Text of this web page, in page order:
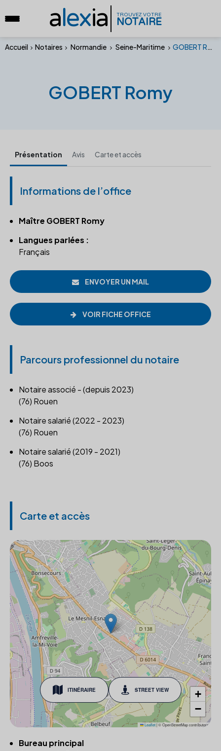
alexia TROUVEZ VOTRE
NOTAIRE
Accueil Notaires Normandie Seine-Maritime GOBERT Romy
GOBERT Romy
Présentation Avis Carte et accès
Informations de l’office
Maître GOBERT Romy
Langues parlées :
Français
ENVOYER UN MAIL
VOIR FICHE OFFICE
Parcours professionnel du notaire
Notaire associé - (depuis 2023)
(76) Rouen
Notaire salarié (2022 - 2023)
(76) Rouen
Notaire salarié (2019 - 2021)
(76) Boos
Carte et accès
ITINÉRAIRE STREET VIEW
+
−
Leaflet|© OpenStreetMap contributors
Bureau principal